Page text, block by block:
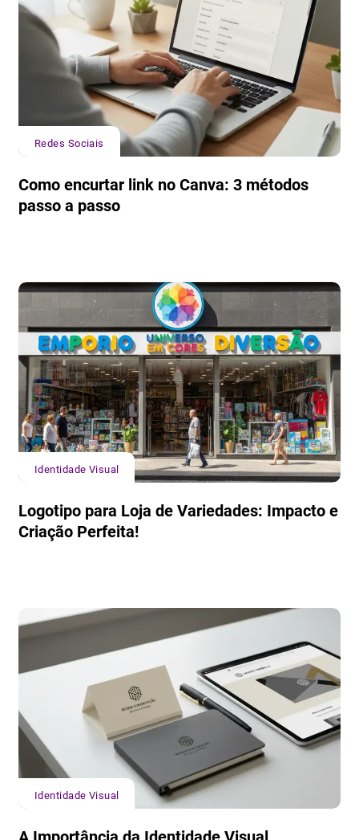
Redes Sociais
Como encurtar link no Canva: 3 métodos
passo a passo
Identidade Visual
Logotipo para Loja de Variedades: Impacto e
Criação Perfeita!
Identidade Visual